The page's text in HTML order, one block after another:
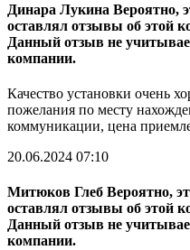
Динара Лукина Вероятно,
оставлял отзывы об этой
Данный отзыв не
компании.
Качество установки очень
пожелания по месту
коммуникации, цена
20.06.2024 07:10
Митюков Глеб Вероятно,
оставлял отзывы об этой
Данный отзыв не
компании.